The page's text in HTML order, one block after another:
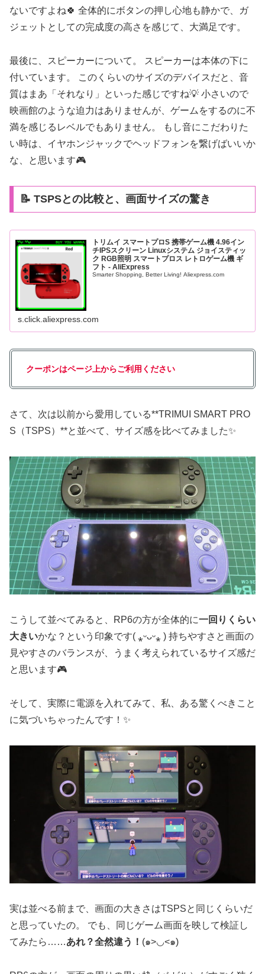
ないですよね🍀 全体的にボタンの押し心地も静かで、ガ
ジェットとしての完成度の高さを感じて、大満足です。
最後に、スピーカーについて。 スピーカーは本体の下に
付いています。 このくらいのサイズのデバイスだと、音
質はまあ「それなり」といった感じですね💡 小さいので
映画館のような迫力はありませんが、ゲームをするのに不
満を感じるレベルでもありません。 もし音にこだわりた
い時は、イヤホンジャックでヘッドフォンを繋げばいいか
な、と思います🎮
📝 TSPSとの比較と、画面サイズの驚き
トリムイ スマートプロS 携帯ゲーム機 4.96イン
チIPSスクリーン Linuxシステム ジョイスティッ
ク RGB照明 スマートプロス レトロゲーム機 ギ
フト - AliExpress
Smarter Shopping, Better Living! Aliexpress.com
s.click.aliexpress.com
クーポンはページ上からご利用ください
さて、次は以前から愛用している**TRIMUI SMART PRO
S（TSPS）**と並べて、サイズ感を比べてみました✨
こうして並べてみると、RP6の方が全体的に一回りくらい
大きいかな？という印象です( ⁎ᵕᴗᵕ⁎ ) 持ちやすさと画面の
見やすさのバランスが、うまく考えられているサイズ感だ
と思います🎮
そして、実際に電源を入れてみて、私、ある驚くべきこと
に気づいちゃったんです！✨
実は並べる前まで、画面の大きさはTSPSと同じくらいだ
と思っていたの。 でも、同じゲーム画面を映して検証し
てみたら……あれ？全然違う！ (๑>◡<๑)